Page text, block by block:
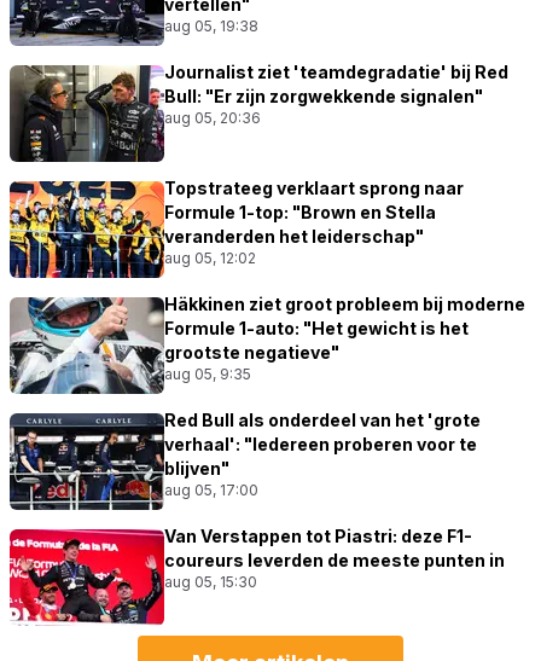
aug 05, 19:38
Journalist ziet 'teamdegradatie' bij Red
Bull: "Er zijn zorgwekkende signalen"
aug 05, 20:36
Topstrateeg verklaart sprong naar
Formule 1-top: "Brown en Stella
veranderden het leiderschap"
aug 05, 12:02
Häkkinen ziet groot probleem bij moderne
Formule 1-auto: "Het gewicht is het
grootste negatieve"
aug 05, 9:35
Red Bull als onderdeel van het 'grote
verhaal': "Iedereen proberen voor te
blijven"
aug 05, 17:00
Van Verstappen tot Piastri: deze F1-
coureurs leverden de meeste punten in
aug 05, 15:30